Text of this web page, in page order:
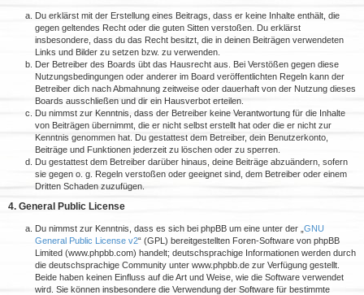
Du erklärst mit der Erstellung eines Beitrags, dass er keine Inhalte enthält, die
gegen geltendes Recht oder die guten Sitten verstoßen. Du erklärst
insbesondere, dass du das Recht besitzt, die in deinen Beiträgen verwendeten
Links und Bilder zu setzen bzw. zu verwenden.
Der Betreiber des Boards übt das Hausrecht aus. Bei Verstößen gegen diese
Nutzungsbedingungen oder anderer im Board veröffentlichten Regeln kann der
Betreiber dich nach Abmahnung zeitweise oder dauerhaft von der Nutzung dieses
Boards ausschließen und dir ein Hausverbot erteilen.
Du nimmst zur Kenntnis, dass der Betreiber keine Verantwortung für die Inhalte
von Beiträgen übernimmt, die er nicht selbst erstellt hat oder die er nicht zur
Kenntnis genommen hat. Du gestattest dem Betreiber, dein Benutzerkonto,
Beiträge und Funktionen jederzeit zu löschen oder zu sperren.
Du gestattest dem Betreiber darüber hinaus, deine Beiträge abzuändern, sofern
sie gegen o. g. Regeln verstoßen oder geeignet sind, dem Betreiber oder einem
Dritten Schaden zuzufügen.
4. General Public License
Du nimmst zur Kenntnis, dass es sich bei phpBB um eine unter der „ GNU
General Public License v2“ (GPL) bereitgestellten Foren-Software von phpBB
Limited (www.phpbb.com) handelt; deutschsprachige Informationen werden durch
die deutschsprachige Community unter www.phpbb.de zur Verfügung gestellt.
Beide haben keinen Einfluss auf die Art und Weise, wie die Software verwendet
wird. Sie können insbesondere die Verwendung der Software für bestimmte